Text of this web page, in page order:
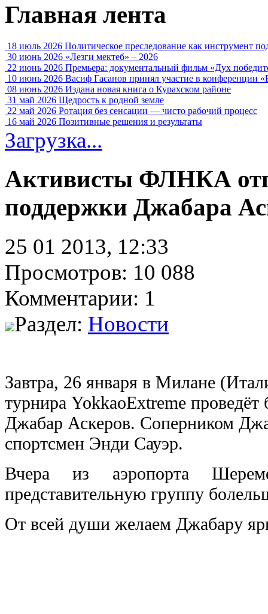
Главная лента
18 июль 2026 Политическое преследование как инструмент
30 июнь 2026 «Лезги мектеб» – 2026
22 июнь 2026 Премьера: документальный фильм «Дух
10 июнь 2026 Васиф Гасанов принял участие в конференции
08 июнь 2026 Издана новая книга о Курахском районе
31 май 2026 Щедрость к родной земле
22 май 2026 Ротация без сенсации — чисто рабочий процесс
16 май 2026 Позитивные решения и результаты
Загрузка...
Активисты ФЛНКА
поддержки Джабара
25 01 2013, 12:33
Просмотров: 10 088
Комментарии: 1
Раздел: Новости
Завтра, 26 января в Милане
турнира YokkaoExtreme
Джабар Аскеров. Соперником
спортсмен Энди Сауэр.
Вчера из аэропорта
представительную группу
От всей души желаем Джабару